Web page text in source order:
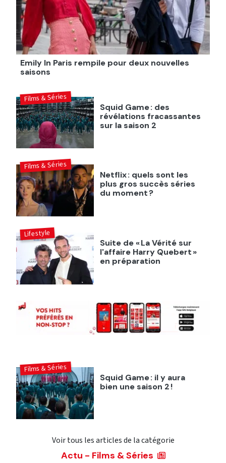
Emily In Paris rempile pour deux nouvelles
saisons
Squid Game : des
révélations fracassantes
sur la saison 2
Films & Séries
Netflix : quels sont les
plus gros succès séries
du moment ?
Films & Séries
Suite de « La Vérité sur
l'affaire Harry Quebert »
en préparation
Lifestyle
Squid Game : il y aura
bien une saison 2 !
Films & Séries
Voir tous les articles de la catégorie
Actu - Films & Séries